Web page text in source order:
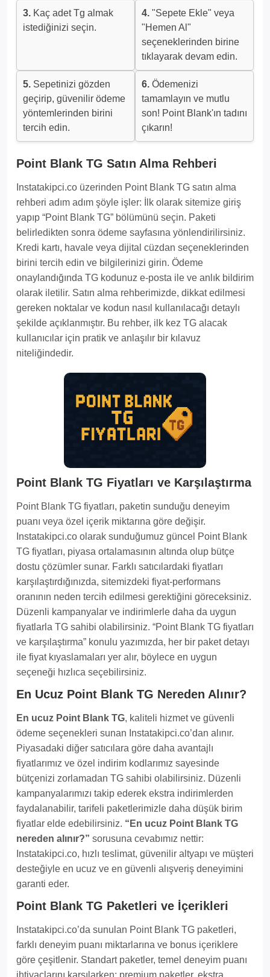
3. Kaç adet Tg almak
istediğinizi seçin.
4. "Sepete Ekle" veya
"Hemen Al"
seçeneklerinden birine
tıklayarak devam edin.
5. Sepetinizi gözden
geçirip, güvenilir ödeme
yöntemlerinden birini
tercih edin.
6. Ödemenizi
tamamlayın ve mutlu
son! Point Blank'ın tadını
çıkarın!
Point Blank TG Satın Alma Rehberi
Instatakipci.co üzerinden Point Blank TG satın alma
rehberi adım adım şöyle işler: İlk olarak sitemize giriş
yapıp “Point Blank TG” bölümünü seçin. Paketi
belirledikten sonra ödeme sayfasına yönlendirilirsiniz.
Kredi kartı, havale veya dijital cüzdan seçeneklerinden
birini tercih edin ve bilgilerinizi girin. Ödeme
onaylandığında TG kodunuz e-posta ile ve anlık bildirim
olarak iletilir. Satın alma rehberimizde, dikkat edilmesi
gereken noktalar ve kodun nasıl kullanılacağı detaylı
şekilde açıklanmıştır. Bu rehber, ilk kez TG alacak
kullanıcılar için pratik ve anlaşılır bir kılavuz
niteliğindedir.
Point Blank TG Fiyatları ve Karşılaştırma
Point Blank TG fiyatları, paketin sunduğu deneyim
puanı veya özel içerik miktarına göre değişir.
Instatakipci.co olarak sunduğumuz güncel Point Blank
TG fiyatları, piyasa ortalamasının altında olup bütçe
dostu çözümler sunar. Farklı satıcılardaki fiyatları
karşılaştırdığınızda, sitemizdeki fiyat-performans
oranının neden tercih edilmesi gerektiğini göreceksiniz.
Düzenli kampanyalar ve indirimlerle daha da uygun
fiyatlarla TG sahibi olabilirsiniz. “Point Blank TG fiyatları
ve karşılaştırma” konulu yazımızda, her bir paket detayı
ile fiyat kıyaslamaları yer alır, böylece en uygun
seçeneği hızlıca seçebilirsiniz.
En Ucuz Point Blank TG Nereden Alınır?
En ucuz Point Blank TG, kaliteli hizmet ve güvenli
ödeme seçenekleri sunan Instatakipci.co’dan alınır.
Piyasadaki diğer satıcılara göre daha avantajlı
fiyatlarımız ve özel indirim kodlarımız sayesinde
bütçenizi zorlamadan TG sahibi olabilirsiniz. Düzenli
kampanyalarımızı takip ederek ekstra indirimlerden
faydalanabilir, tarifeli paketlerimizle daha düşük birim
fiyatlar elde edebilirsiniz. “En ucuz Point Blank TG
nereden alınır?” sorusuna cevabımız nettir:
Instatakipci.co, hızlı teslimat, güvenilir altyapı ve müşteri
desteğiyle en ucuz ve en güvenli alışveriş deneyimini
garanti eder.
Point Blank TG Paketleri ve İçerikleri
Instatakipci.co’da sunulan Point Blank TG paketleri,
farklı deneyim puanı miktarlarına ve bonus içeriklere
göre çeşitlenir. Standart paketler, temel deneyim puanı
ihtiyaçlarını karşılarken; premium paketler, ekstra